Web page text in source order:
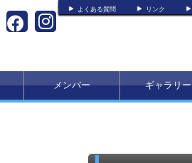
よくある質問 リンク
メンバー ギャラリー